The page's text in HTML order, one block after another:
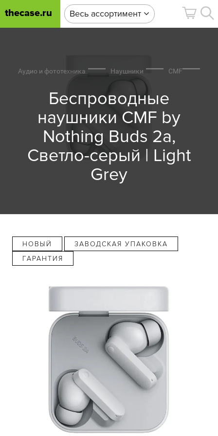
thecase.ru Весь ассортимент
Аудио и фототехника Наушники CMF
Беспроводные
наушники CMF by
Nothing Buds 2a,
Светло-серый | Light
Grey
НОВЫЙ
ЗАВОДСКАЯ УПАКОВКА
ГАРАНТИЯ